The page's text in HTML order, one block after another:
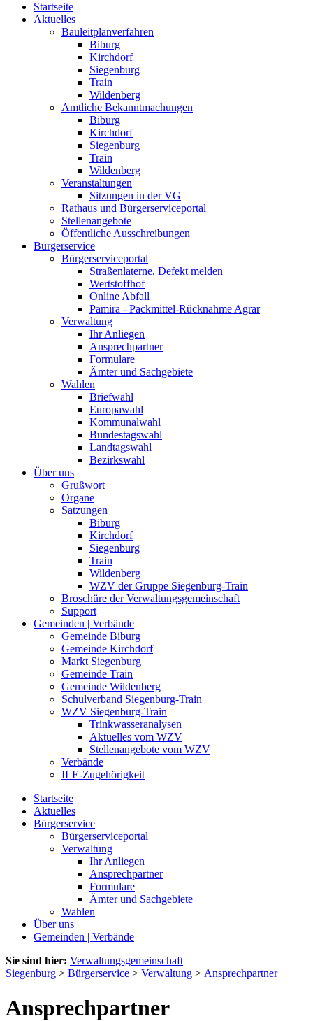
Startseite
Aktuelles
Bauleitplanverfahren
Biburg
Kirchdorf
Siegenburg
Train
Wildenberg
Amtliche Bekanntmachungen
Biburg
Kirchdorf
Siegenburg
Train
Wildenberg
Veranstaltungen
Sitzungen in der VG
Rathaus und Bürgerserviceportal
Stellenangebote
Öffentliche Ausschreibungen
Bürgerservice
Bürgerserviceportal
Straßenlaterne, Defekt melden
Wertstoffhof
Online Abfall
Pamira - Packmittel-Rücknahme Agrar
Verwaltung
Ihr Anliegen
Ansprechpartner
Formulare
Ämter und Sachgebiete
Wahlen
Briefwahl
Europawahl
Kommunalwahl
Bundestagswahl
Landtagswahl
Bezirkswahl
Über uns
Grußwort
Organe
Satzungen
Biburg
Kirchdorf
Siegenburg
Train
Wildenberg
WZV der Gruppe Siegenburg-Train
Broschüre der Verwaltungsgemeinschaft
Support
Gemeinden | Verbände
Gemeinde Biburg
Gemeinde Kirchdorf
Markt Siegenburg
Gemeinde Train
Gemeinde Wildenberg
Schulverband Siegenburg-Train
WZV Siegenburg-Train
Trinkwasseranalysen
Aktuelles vom WZV
Stellenangebote vom WZV
Verbände
ILE-Zugehörigkeit
Startseite
Aktuelles
Bürgerservice
Bürgerserviceportal
Verwaltung
Ihr Anliegen
Ansprechpartner
Formulare
Ämter und Sachgebiete
Wahlen
Über uns
Gemeinden | Verbände
Sie sind hier: Verwaltungsgemeinschaft
Siegenburg > Bürgerservice > Verwaltung > Ansprechpartner
Ansprechpartner